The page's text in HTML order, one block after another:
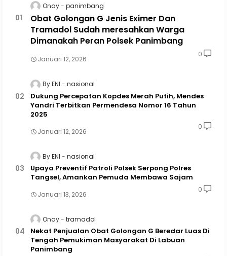
Onay panimbang
Obat Golongan G Jenis Eximer Dan
Tramadol Sudah meresahkan Warga
Dimanakah Peran Polsek Panimbang
Januari 12, 2026
0
By ENI nasional
Dukung Percepatan Kopdes Merah Putih, Mendes
Yandri Terbitkan Permendesa Nomor 16 Tahun
2025
Januari 12, 2026
0
By ENI nasional
Upaya Preventif Patroli Polsek Serpong Polres
Tangsel, Amankan Pemuda Membawa Sajam
Januari 13, 2026
0
Onay tramadol
Nekat Penjualan Obat Golongan G Beredar Luas Di
Tengah Pemukiman Masyarakat Di Labuan
Panimbang